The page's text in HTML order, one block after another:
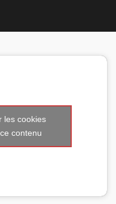
les cookies
contenu